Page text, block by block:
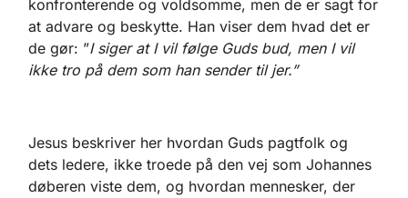
konfronterende og voldsomme, men de er sagt for
at advare og beskytte. Han viser dem hvad det er
de gør: ”I siger at I vil følge Guds bud, men I vil
ikke tro på dem som han sender til jer.”
Jesus beskriver her hvordan Guds pagtfolk og
dets ledere, ikke troede på den vej som Johannes
døberen viste dem, og hvordan mennesker, der